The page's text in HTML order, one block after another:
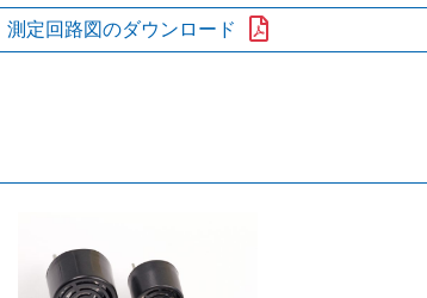
測定回路図のダウンロード